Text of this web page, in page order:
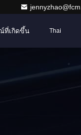
ที่เกิดขึ้น Thai